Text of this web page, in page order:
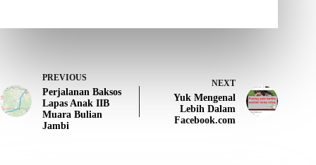
PREVIOUS
Perjalanan Baksos
Lapas Anak IIB
Muara Bulian
Jambi
NEXT
Yuk Mengenal
Lebih Dalam
Facebook.com